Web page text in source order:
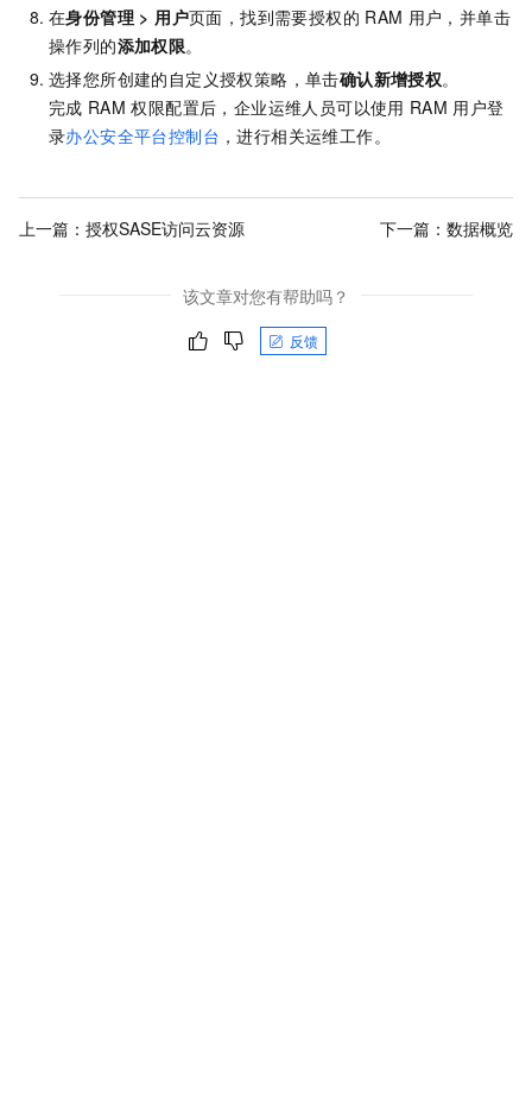
在身份管理 > 用户页面，找到需要授权的 RAM 用户，并单击
操作列的添加权限。
选择您所创建的自定义授权策略，单击确认新增授权。
完成 RAM 权限配置后，企业运维人员可以使用 RAM 用户登
录办公安全平台控制台 ，进行相关运维工作。
上一篇： 授权SASE访问云资源 下一篇： 数据概览
该文章对您有帮助吗？
反馈